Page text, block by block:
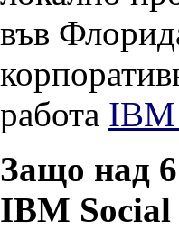
във
работа IBM
Защо над
IBM Social